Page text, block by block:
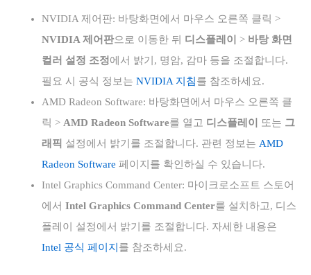
NVIDIA 제어판: 바탕화면에서 마우스 오른쪽 클릭 >
NVIDIA 제어판으로 이동한 뒤 디스플레이 > 바탕 화면
컬러 설정 조정에서 밝기, 명암, 감마 등을 조절합니다.
필요 시 공식 정보는 NVIDIA 지침를 참조하세요.
AMD Radeon Software: 바탕화면에서 마우스 오른쪽 클
릭 > AMD Radeon Software를 열고 디스플레이 또는 그
래픽 설정에서 밝기를 조절합니다. 관련 정보는 AMD
Radeon Software 페이지를 확인하실 수 있습니다.
Intel Graphics Command Center: 마이크로소프트 스토어
에서 Intel Graphics Command Center를 설치하고, 디스
플레이 설정에서 밝기를 조절합니다. 자세한 내용은
Intel 공식 페이지 를 참조하세요.